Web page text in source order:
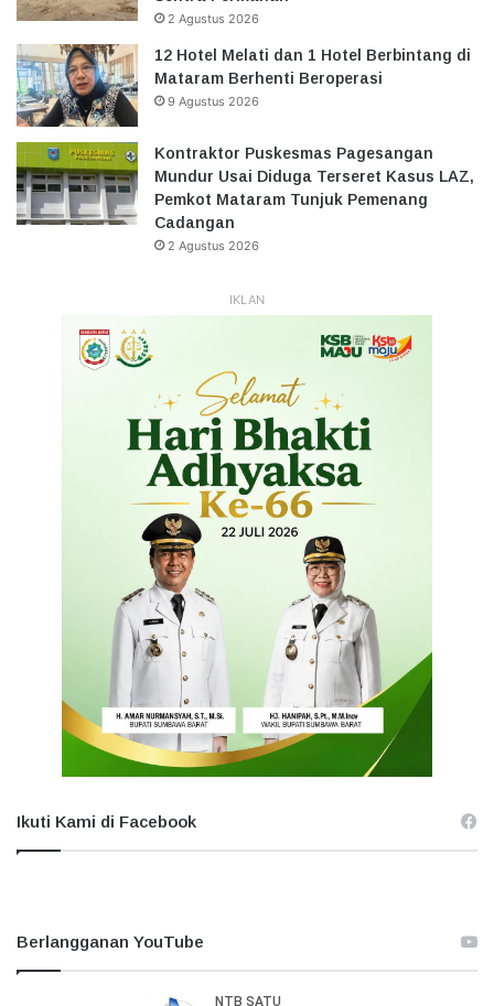
2 Agustus 2026
12 Hotel Melati dan 1 Hotel Berbintang di
Mataram Berhenti Beroperasi
9 Agustus 2026
Kontraktor Puskesmas Pagesangan
Mundur Usai Diduga Terseret Kasus LAZ,
Pemkot Mataram Tunjuk Pemenang
Cadangan
2 Agustus 2026
IKLAN
Ikuti Kami di Facebook
Berlangganan YouTube